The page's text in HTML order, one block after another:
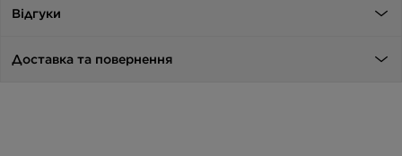
Відгуки
Доставка та повернення